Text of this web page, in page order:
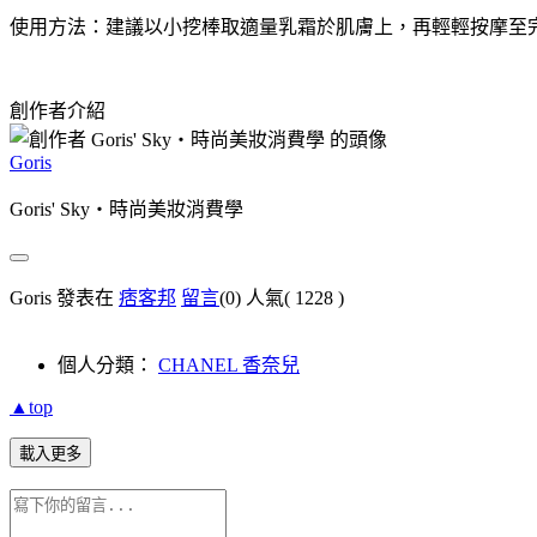
使用方法：建議以小挖棒取適量乳霜於肌膚上，再輕輕按摩至
創作者介紹
Goris
Goris' Sky‧時尚美妝消費學
Goris 發表在 痞客邦 留言(0) 人氣( 1228 )
個人分類： CHANEL 香奈兒
▲top
載入更多